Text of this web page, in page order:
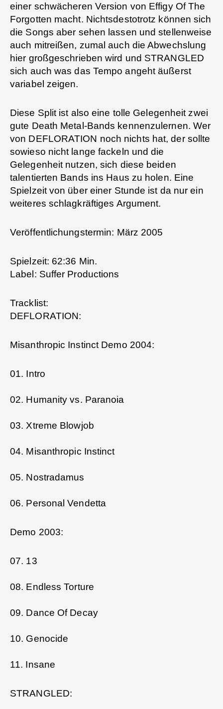
einer schwächeren Version von Effigy Of The
Forgotten macht. Nichtsdestotrotz können sich
die Songs aber sehen lassen und stellenweise
auch mitreißen, zumal auch die Abwechslung
hier großgeschrieben wird und STRANGLED
sich auch was das Tempo angeht äußerst
variabel zeigen.
Diese Split ist also eine tolle Gelegenheit zwei
gute Death Metal-Bands kennenzulernen. Wer
von DEFLORATION noch nichts hat, der sollte
sowieso nicht lange fackeln und die
Gelegenheit nutzen, sich diese beiden
talentierten Bands ins Haus zu holen. Eine
Spielzeit von über einer Stunde ist da nur ein
weiteres schlagkräftiges Argument.
Veröffentlichungstermin: März 2005
Spielzeit: 62:36 Min.
Label: Suffer Productions
Tracklist:
DEFLORATION:
Misanthropic Instinct Demo 2004:
01. Intro
02. Humanity vs. Paranoia
03. Xtreme Blowjob
04. Misanthropic Instinct
05. Nostradamus
06. Personal Vendetta
Demo 2003:
07. 13
08. Endless Torture
09. Dance Of Decay
10. Genocide
11. Insane
STRANGLED: